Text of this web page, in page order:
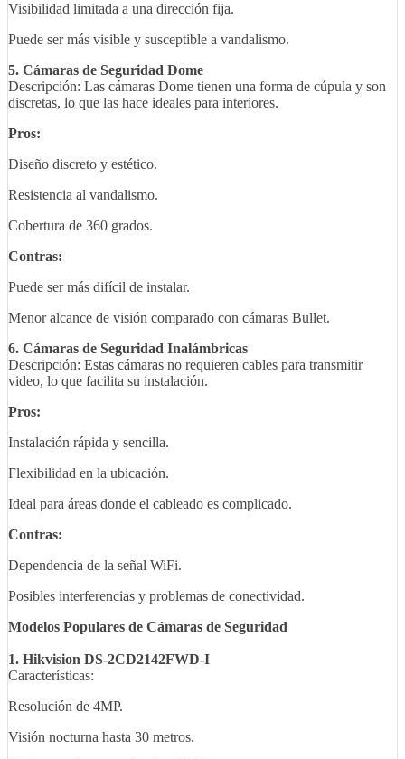
Visibilidad limitada a una dirección fija.
Puede ser más visible y susceptible a vandalismo.
5. Cámaras de Seguridad Dome
Descripción: Las cámaras Dome tienen una forma de cúpula y son
discretas, lo que las hace ideales para interiores.
Pros:
Diseño discreto y estético.
Resistencia al vandalismo.
Cobertura de 360 grados.
Contras:
Puede ser más difícil de instalar.
Menor alcance de visión comparado con cámaras Bullet.
6. Cámaras de Seguridad Inalámbricas
Descripción: Estas cámaras no requieren cables para transmitir
video, lo que facilita su instalación.
Pros:
Instalación rápida y sencilla.
Flexibilidad en la ubicación.
Ideal para áreas donde el cableado es complicado.
Contras:
Dependencia de la señal WiFi.
Posibles interferencias y problemas de conectividad.
Modelos Populares de Cámaras de Seguridad
1. Hikvision DS-2CD2142FWD-I
Características:
Resolución de 4MP.
Visión nocturna hasta 30 metros.